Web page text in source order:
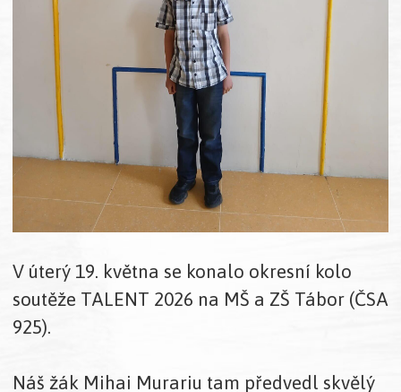
V úterý 19. května se konalo okresní kolo
soutěže TALENT 2026 na MŠ a ZŠ Tábor (ČSA
925).
Náš žák Mihai Murariu tam předvedl skvělý